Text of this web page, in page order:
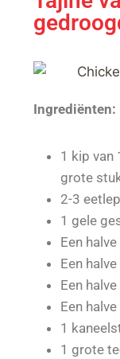
Ingrediënten:
1 kip van
grote
2-3
1 gele
Een
Een
Een
Een
1
1 grote